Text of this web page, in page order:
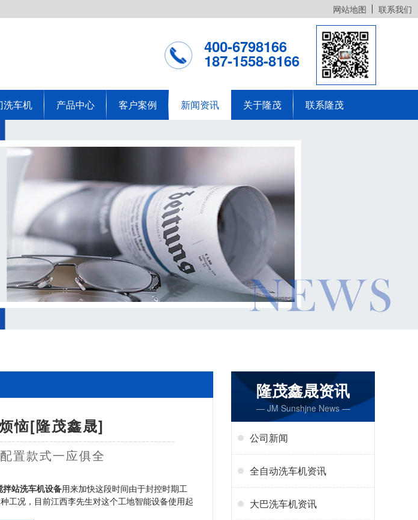
网站地图 联系我们
400-6798166
187-1558-8166
洗车机 产品中心 客户案例 新闻资讯 关于隆茂 联系隆茂
恼[隆茂鑫晟]
置款式一应俱全
拌站洗车机设备用来加快这段时间由于封控时期工
工况，目前江西李先生对这个工地智能设备使用起
隆茂鑫晟资讯
— JM Sunshjne News —
公司新闻
全自动洗车机资讯
大巴洗车机资讯